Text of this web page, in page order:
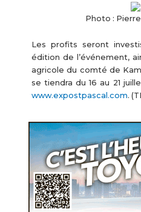
Photo :
Les profits seront
édition de l’événement,
agricole du comté de
se tiendra du 16 au 21
www.expostpascal.com.